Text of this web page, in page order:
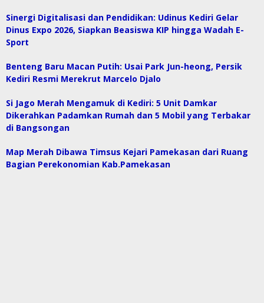
Sinergi Digitalisasi dan Pendidikan: Udinus Kediri Gelar
Dinus Expo 2026, Siapkan Beasiswa KIP hingga Wadah E-
Sport
Benteng Baru Macan Putih: Usai Park Jun-heong, Persik
Kediri Resmi Merekrut Marcelo Djalo
Si Jago Merah Mengamuk di Kediri: 5 Unit Damkar
Dikerahkan Padamkan Rumah dan 5 Mobil yang Terbakar
di Bangsongan
Map Merah Dibawa Timsus Kejari Pamekasan dari Ruang
Bagian Perekonomian Kab.Pamekasan